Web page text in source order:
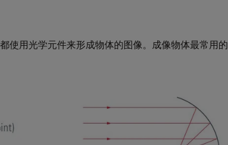
使用光学元件来形成物体的图像。成像物体最常用的